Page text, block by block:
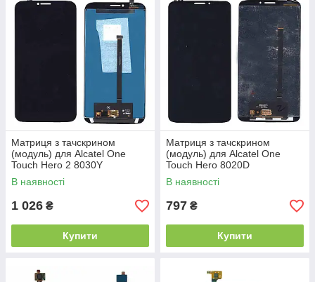
Матриця з тачскрином
(модуль) для Alcatel One
Touch Hero 2 8030Y
В наявності
1 026 ₴
Купити
Матриця з тачскрином
(модуль) для Alcatel One
Touch Hero 8020D
В наявності
797 ₴
Купити